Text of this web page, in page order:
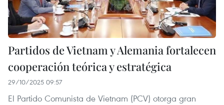
Partidos de Vietnam y Alemania fortalecen
cooperación teórica y estratégica
29/10/2025 09:57
El Partido Comunista de Vietnam (PCV) otorga gran